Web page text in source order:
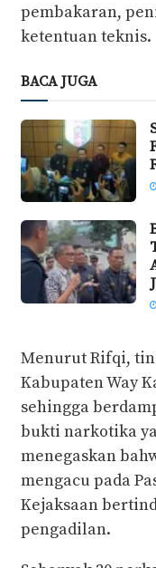
pembakaran,
ketentuan teknis.
BACA JUGA
Menurut Rifqi,
Kabupaten Way
sehingga
bukti narkotika
menegaskan
mengacu pada
Kejaksaan
pengadilan.